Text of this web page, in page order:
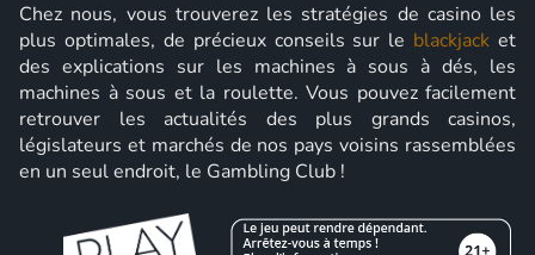
Chez nous, vous trouverez les stratégies de casino les
plus optimales, de précieux conseils sur le blackjack et
des explications sur les machines à sous à dés, les
machines à sous et la roulette. Vous pouvez facilement
retrouver les actualités des plus grands casinos,
législateurs et marchés de nos pays voisins rassemblées
en un seul endroit, le Gambling Club !